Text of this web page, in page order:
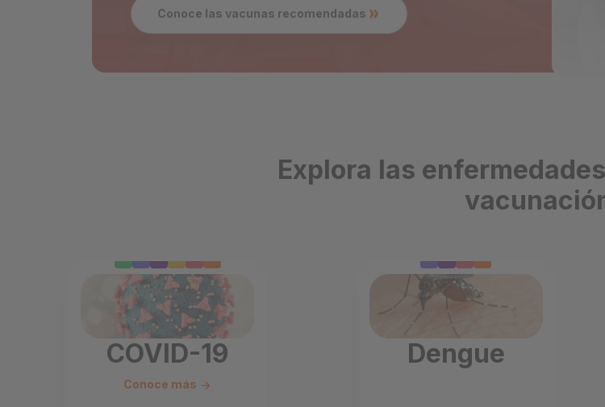
Conoce las vacunas recomendadas
Explora las
COVID-19
Conoce más
Dengue